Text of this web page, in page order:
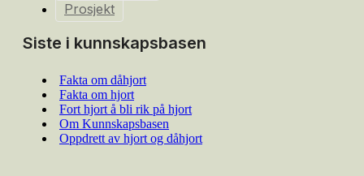
Prosjekt
Siste i kunnskapsbasen
Fakta om dåhjort
Fakta om hjort
Fort hjort å bli rik på hjort
Om Kunnskapsbasen
Oppdrett av hjort og dåhjort